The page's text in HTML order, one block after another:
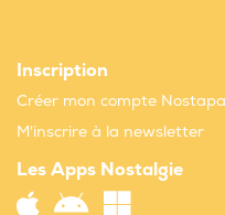
Inscription
Créer mon compte
M'inscrire à la newsletter
Les Apps Nostalgie